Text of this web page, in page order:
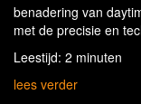
benadering van
met de precisie en
Leestijd: 2 minuten
lees verder